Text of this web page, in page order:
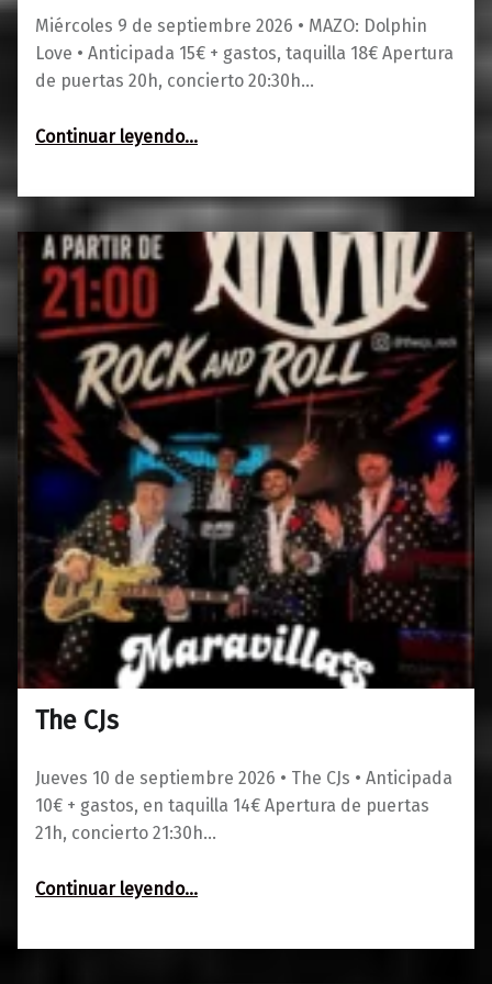
Miércoles 9 de septiembre 2026 • MAZO: Dolphin
Love • Anticipada 15€ + gastos, taquilla 18€ Apertura
de puertas 20h, concierto 20:30h…
Continuar leyendo…
The CJs
Jueves 10 de septiembre 2026 • The CJs • Anticipada
10€ + gastos, en taquilla 14€ Apertura de puertas
21h, concierto 21:30h…
Continuar leyendo…
01/06/20260Maravillas